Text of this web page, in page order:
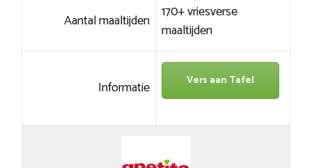
Aantal maaltijden 170+ vriesverse
maaltijden
Informatie Vers aan Tafel